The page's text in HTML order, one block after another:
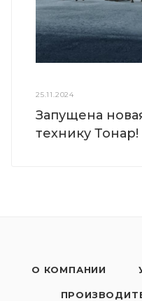
25.11.2024
Запущена
технику Тонар!
О КОМПАНИИ